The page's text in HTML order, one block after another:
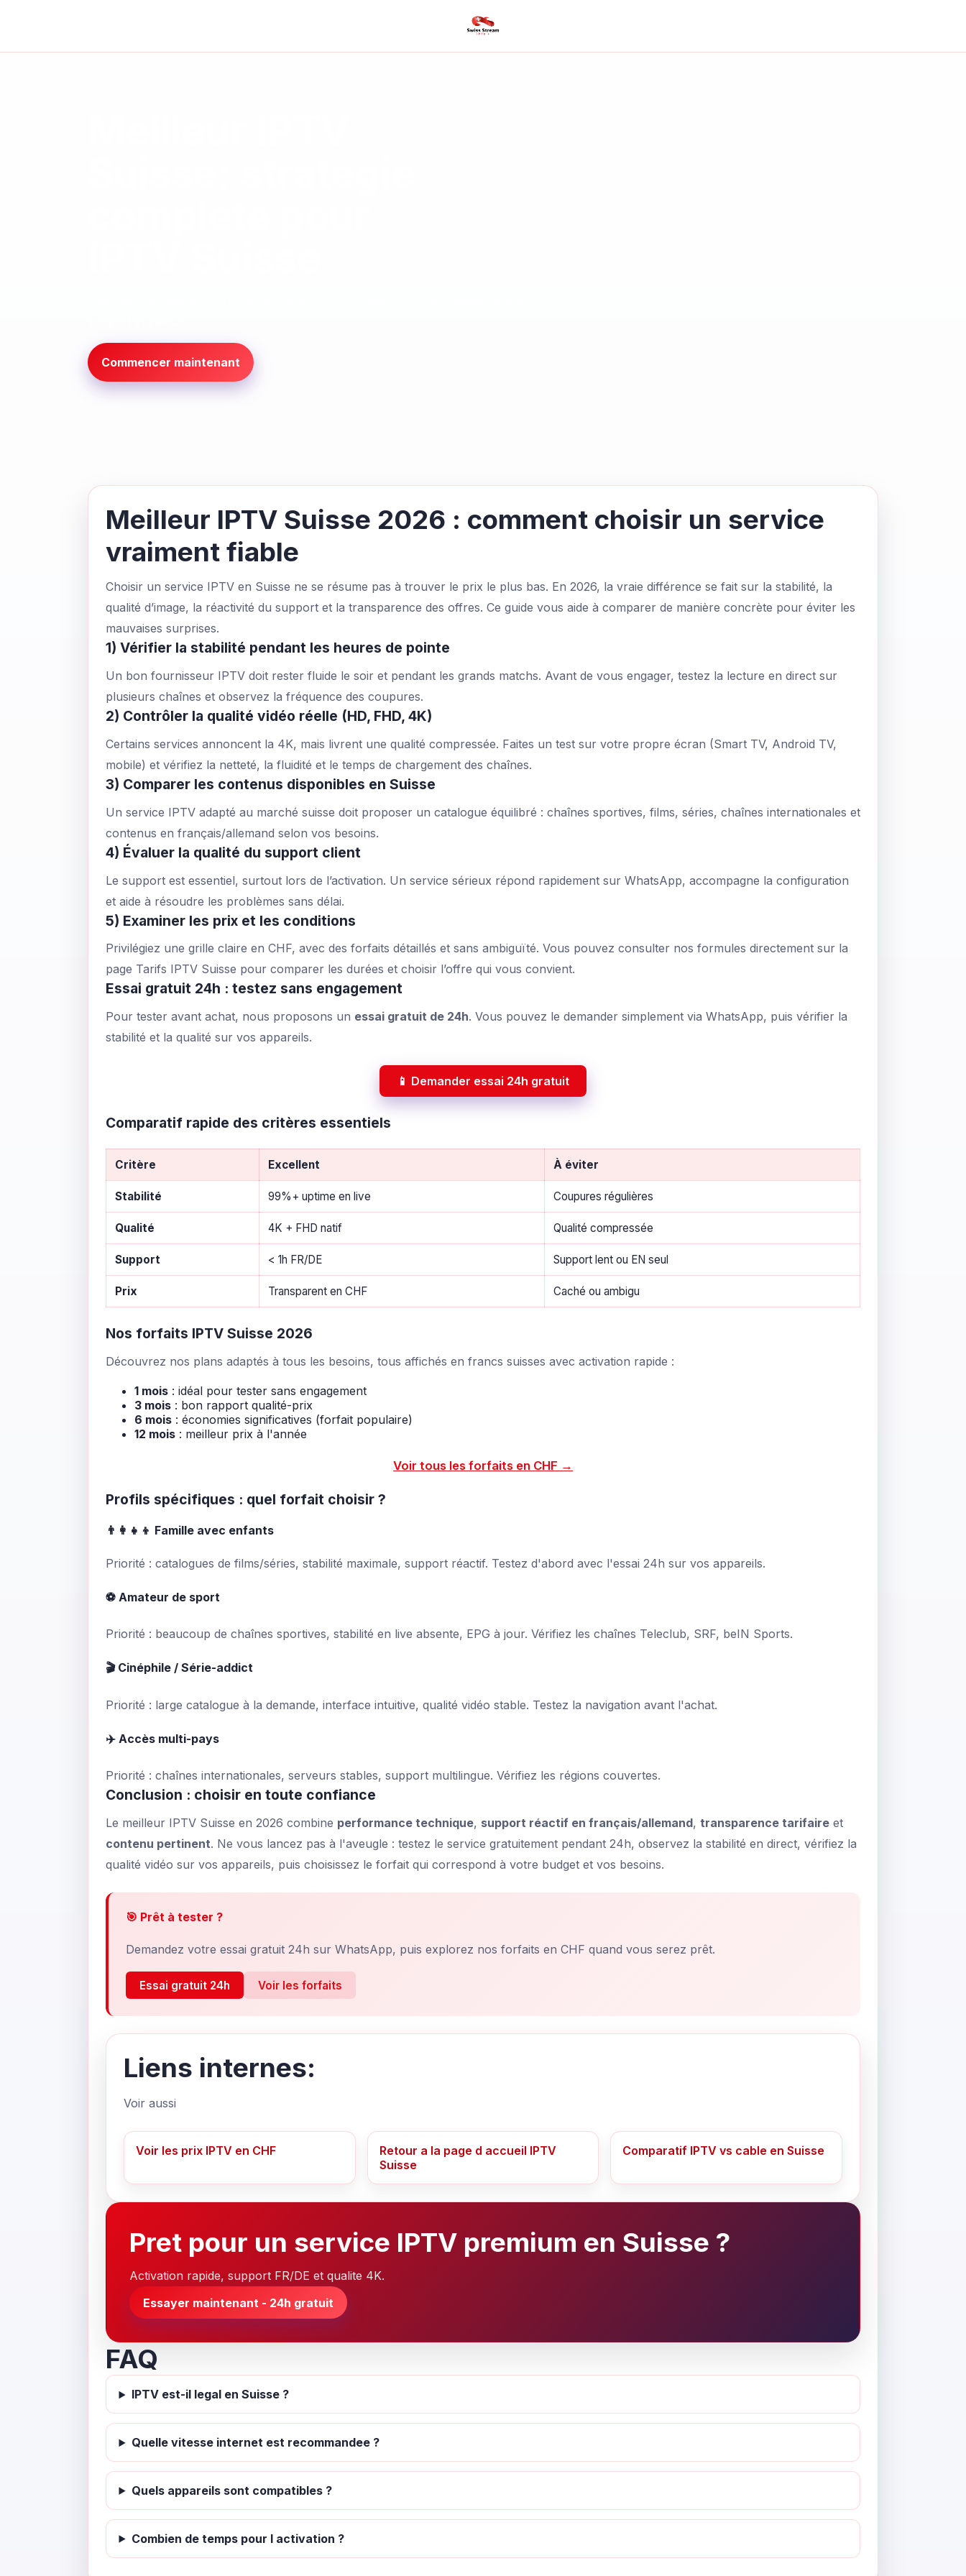
Commencer maintenant
Meilleur IPTV Suisse 2026 : comment choisir un service
vraiment fiable
Choisir un service IPTV en Suisse ne se résume pas à trouver le prix le plus bas. En 2026, la vraie différence se fait sur la stabilité, la
qualité d’image, la réactivité du support et la transparence des offres. Ce guide vous aide à comparer de manière concrète pour éviter les
mauvaises surprises.
1) Vérifier la stabilité pendant les heures de pointe
Un bon fournisseur IPTV doit rester fluide le soir et pendant les grands matchs. Avant de vous engager, testez la lecture en direct sur
plusieurs chaînes et observez la fréquence des coupures.
2) Contrôler la qualité vidéo réelle (HD, FHD, 4K)
Certains services annoncent la 4K, mais livrent une qualité compressée. Faites un test sur votre propre écran (Smart TV, Android TV,
mobile) et vérifiez la netteté, la fluidité et le temps de chargement des chaînes.
3) Comparer les contenus disponibles en Suisse
Un service IPTV adapté au marché suisse doit proposer un catalogue équilibré : chaînes sportives, films, séries, chaînes internationales et
contenus en français/allemand selon vos besoins.
4) Évaluer la qualité du support client
Le support est essentiel, surtout lors de l’activation. Un service sérieux répond rapidement sur WhatsApp, accompagne la configuration
et aide à résoudre les problèmes sans délai.
5) Examiner les prix et les conditions
Privilégiez une grille claire en CHF, avec des forfaits détaillés et sans ambiguïté. Vous pouvez consulter nos formules directement sur la
page Tarifs IPTV Suisse pour comparer les durées et choisir l’offre qui vous convient.
Essai gratuit 24h : testez sans engagement
Pour tester avant achat, nous proposons un essai gratuit de 24h. Vous pouvez le demander simplement via WhatsApp, puis vérifier la
stabilité et la qualité sur vos appareils.
📱 Demander essai 24h gratuit
Comparatif rapide des critères essentiels
Critère Excellent À éviter
Stabilité 99%+ uptime en live Coupures régulières
Qualité 4K + FHD natif Qualité compressée
Support < 1h FR/DE Support lent ou EN seul
Prix Transparent en CHF Caché ou ambigu
Nos forfaits IPTV Suisse 2026
Découvrez nos plans adaptés à tous les besoins, tous affichés en francs suisses avec activation rapide :
1 mois : idéal pour tester sans engagement
3 mois : bon rapport qualité-prix
6 mois : économies significatives (forfait populaire)
12 mois : meilleur prix à l'année
Voir tous les forfaits en CHF →
Profils spécifiques : quel forfait choisir ?
👨‍👩‍👧‍👦 Famille avec enfants
Priorité : catalogues de films/séries, stabilité maximale, support réactif. Testez d'abord avec l'essai 24h sur vos appareils.
⚽ Amateur de sport
Priorité : beaucoup de chaînes sportives, stabilité en live absente, EPG à jour. Vérifiez les chaînes Teleclub, SRF, beIN Sports.
🎬 Cinéphile / Série-addict
Priorité : large catalogue à la demande, interface intuitive, qualité vidéo stable. Testez la navigation avant l'achat.
✈️ Accès multi-pays
Priorité : chaînes internationales, serveurs stables, support multilingue. Vérifiez les régions couvertes.
Conclusion : choisir en toute confiance
Le meilleur IPTV Suisse en 2026 combine performance technique, support réactif en français/allemand, transparence tarifaire et
contenu pertinent. Ne vous lancez pas à l'aveugle : testez le service gratuitement pendant 24h, observez la stabilité en direct, vérifiez la
qualité vidéo sur vos appareils, puis choisissez le forfait qui correspond à votre budget et vos besoins.
🎯 Prêt à tester ?
Demandez votre essai gratuit 24h sur WhatsApp, puis explorez nos forfaits en CHF quand vous serez prêt.
Essai gratuit 24h Voir les forfaits
Liens internes:
Voir aussi
Voir les prix IPTV en CHF
Retour a la page d accueil IPTV
Suisse
Comparatif IPTV vs cable en Suisse
Pret pour un service IPTV premium en Suisse ?
Activation rapide, support FR/DE et qualite 4K.
Essayer maintenant - 24h gratuit
FAQ
IPTV est-il legal en Suisse ?
Quelle vitesse internet est recommandee ?
Quels appareils sont compatibles ?
Combien de temps pour l activation ?